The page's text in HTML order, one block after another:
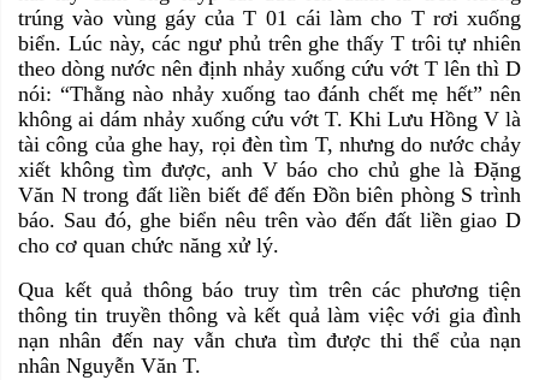
trúng vào vùng gáy của T 01 cái làm cho T rơi xuống
biển. Lúc này, các ngư phủ trên ghe thấy T trôi tự nhiên
theo dòng nước nên định nhảy xuống cứu vớt T lên thì D
nói: “Thằng nào nhảy xuống tao đánh chết mẹ hết” nên
không ai dám nhảy xuống cứu vớt T. Khi Lưu Hồng V là
tài công của ghe hay, rọi đèn tìm T, nhưng do nước chảy
xiết không tìm được, anh V báo cho chủ ghe là Đặng
Văn N trong đất liền biết để đến Đồn biên phòng S trình
báo. Sau đó, ghe biển nêu trên vào đến đất liền giao D
cho cơ quan chức năng xử lý.
Qua kết quả thông báo truy tìm trên các phương tiện
thông tin truyền thông và kết quả làm việc với gia đình
nạn nhân đến nay vẫn chưa tìm được thi thể của nạn
nhân Nguyễn Văn T.